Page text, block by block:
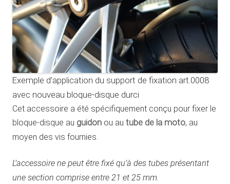
Exemple d’application du support de fixation art.0008
avec nouveau bloque-disque durci
Cet accessoire a été spécifiquement conçu pour fixer le
bloque-disque au guidon ou au tube de la moto, au
moyen des vis fournies.
L’accessoire ne peut être fixé qu’à des tubes présentant
une section comprise entre 21 et 25 mm.